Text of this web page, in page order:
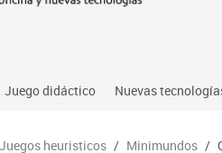
clasificadores
Juego didáctico
Primeras edades
Nuevas
Audio
Juegos heuristicos / Minimundos /